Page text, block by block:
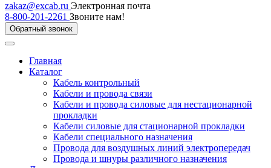
zakaz@excab.ru Электронная почта
8-800-201-2261 Звоните нам!
Обратный звонок
Главная
Каталог
Кабель контрольный
Кабели и провода связи
Кабели и провода силовые для нестационарной
прокладки
Кабели силовые для стационарной прокладки
Кабели специального назначения
Провода для воздушных линий электропередач
Провода и шнуры различного назначения